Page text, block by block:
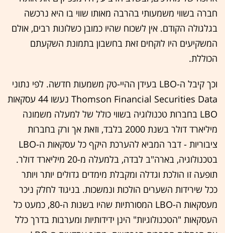
חברה בשווי משמעותי בהרבה מאותו שווי בו היא נרכשה
בגלגולה הקודם. אין לשכוח שהיו כמובן כשלונות רבים, אולם
המשקיעים היו לוקחים זאת בחשבון בתמונת השקעתם
הכוללת.
וכך קיבל ה-LBO בעידן ההיי-טק משמעות חדשה. לפי נתוני
Thomson Financial Securities Data נעשו 44 עסקאות
LBO בחברות טכנולוגיה בשווי כולל של למעלה משמונה
מיליארד דולר בשנת 2000 בלבד, וזאת אך ורק בחברות
ציבוריות - דבר המביא להערכת היקף כל עסקאות ה-LBO
בטכנולוגיה, בארה"ב לבדה, בלמעלה מ-20 מיליארד דולר.
תופעה זו הולכת וגדלה ומקבלת מימדים גדולים יותר ויותר
ככל שירידות השערים הולכות ונמשכות. בניגוד לחלק ניכר
מעסקאות ה-LBO המסורתיות שהיו בשנות ה-80, כמעט כל
העסקאות "הטכנולוגיות" הינן ידידותיות ומערבות בדרך כלל